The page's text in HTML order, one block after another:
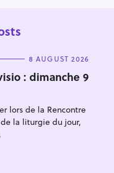
8 AUGUST 2026
: dimanche 9
lors de la Rencontre
la liturgie du jour,